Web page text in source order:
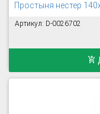
Простыня нестер
Артикул: D-0026702